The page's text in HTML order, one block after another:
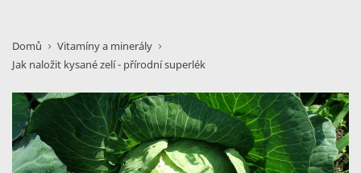
Domů
Vitamíny a minerály
Jak naložit kysané zelí - přírodní superlék